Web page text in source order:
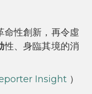
性創新，再令虛
性、身臨其境的消
Insight ）